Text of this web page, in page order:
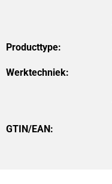
Producttype:
Werktechniek:
GTIN/EAN: